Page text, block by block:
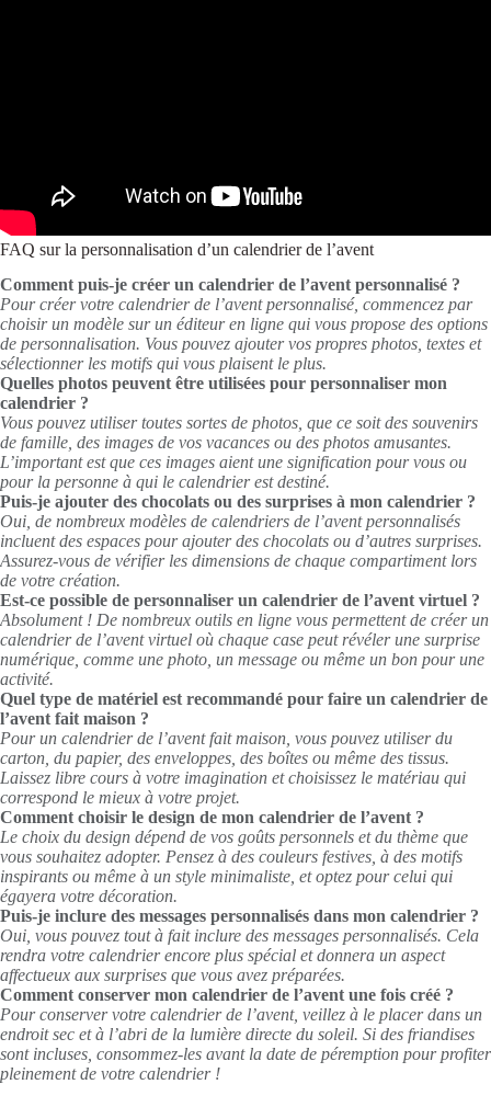
FAQ sur la personnalisation d’un calendrier de l’avent
Comment puis-je créer un calendrier de l’avent personnalisé ?
Pour créer votre calendrier de l’avent personnalisé, commencez par
choisir un modèle sur un éditeur en ligne qui vous propose des options
de personnalisation. Vous pouvez ajouter vos propres photos, textes et
sélectionner les motifs qui vous plaisent le plus.
Quelles photos peuvent être utilisées pour personnaliser mon
calendrier ?
Vous pouvez utiliser toutes sortes de photos, que ce soit des souvenirs
de famille, des images de vos vacances ou des photos amusantes.
L’important est que ces images aient une signification pour vous ou
pour la personne à qui le calendrier est destiné.
Puis-je ajouter des chocolats ou des surprises à mon calendrier ?
Oui, de nombreux modèles de calendriers de l’avent personnalisés
incluent des espaces pour ajouter des chocolats ou d’autres surprises.
Assurez-vous de vérifier les dimensions de chaque compartiment lors
de votre création.
Est-ce possible de personnaliser un calendrier de l’avent virtuel ?
Absolument ! De nombreux outils en ligne vous permettent de créer un
calendrier de l’avent virtuel où chaque case peut révéler une surprise
numérique, comme une photo, un message ou même un bon pour une
activité.
Quel type de matériel est recommandé pour faire un calendrier de
l’avent fait maison ?
Pour un calendrier de l’avent fait maison, vous pouvez utiliser du
carton, du papier, des enveloppes, des boîtes ou même des tissus.
Laissez libre cours à votre imagination et choisissez le matériau qui
correspond le mieux à votre projet.
Comment choisir le design de mon calendrier de l’avent ?
Le choix du design dépend de vos goûts personnels et du thème que
vous souhaitez adopter. Pensez à des couleurs festives, à des motifs
inspirants ou même à un style minimaliste, et optez pour celui qui
égayera votre décoration.
Puis-je inclure des messages personnalisés dans mon calendrier ?
Oui, vous pouvez tout à fait inclure des messages personnalisés. Cela
rendra votre calendrier encore plus spécial et donnera un aspect
affectueux aux surprises que vous avez préparées.
Comment conserver mon calendrier de l’avent une fois créé ?
Pour conserver votre calendrier de l’avent, veillez à le placer dans un
endroit sec et à l’abri de la lumière directe du soleil. Si des friandises
sont incluses, consommez-les avant la date de péremption pour profiter
pleinement de votre calendrier !